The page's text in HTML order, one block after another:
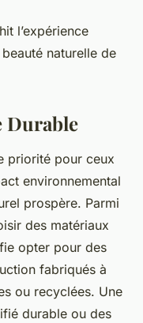
l’expérience
naturelle de
Durable
priorité pour ceux
environnemental
prospère. Parmi
des matériaux
opter pour des
fabriqués à
ou recyclées. Une
durable ou des